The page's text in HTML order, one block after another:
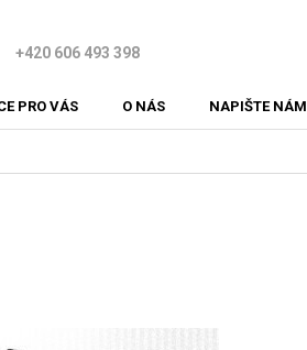
+420 606 493 398
PRO VÁS O NÁS NAPIŠTE NÁM